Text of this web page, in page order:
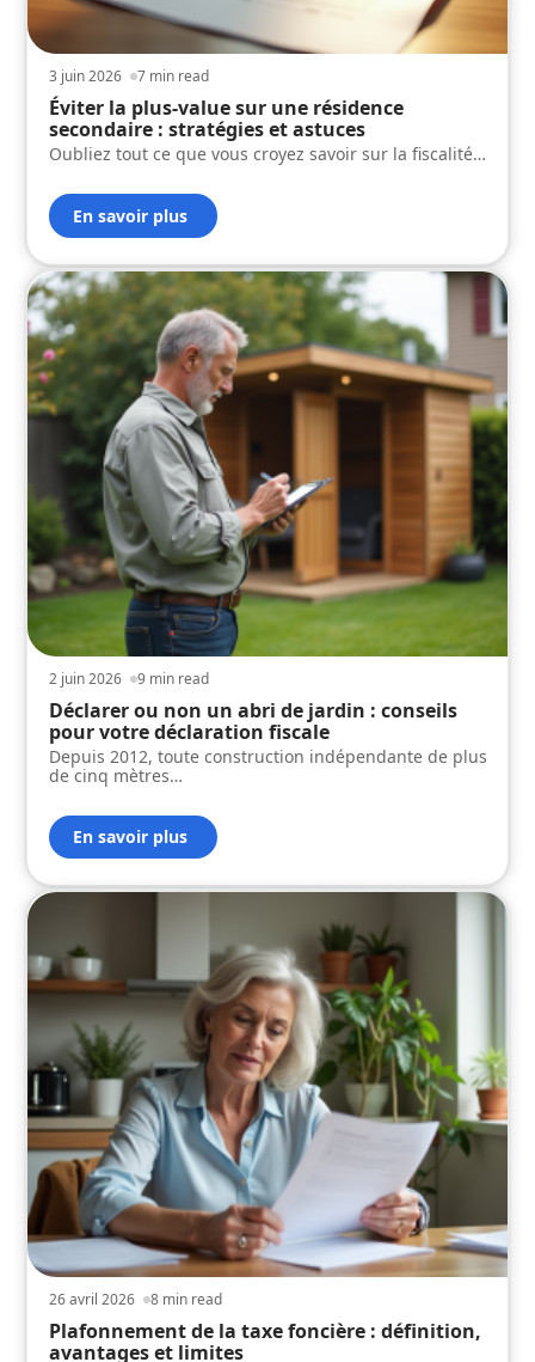
7 min read
3 juin 2026
Éviter la plus-value sur une résidence
secondaire : stratégies et astuces
Oubliez tout ce que vous croyez savoir sur la fiscalité…
En savoir plus
9 min read
2 juin 2026
Déclarer ou non un abri de jardin : conseils
pour votre déclaration fiscale
Depuis 2012, toute construction indépendante de plus
de cinq mètres…
En savoir plus
8 min read
26 avril 2026
Plafonnement de la taxe foncière : définition,
avantages et limites